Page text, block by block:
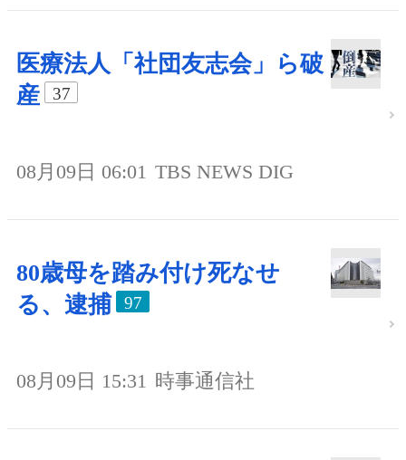
医療法人「社団友志会」ら破
産
37
08月09日 06:01 TBS NEWS DIG
80歳母を踏み付け死なせ
る、逮捕
97
08月09日 15:31 時事通信社